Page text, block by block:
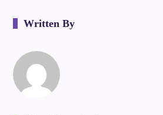
Written By